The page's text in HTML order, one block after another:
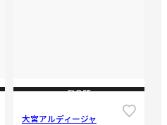
CLOSE
大宮アルディージャ